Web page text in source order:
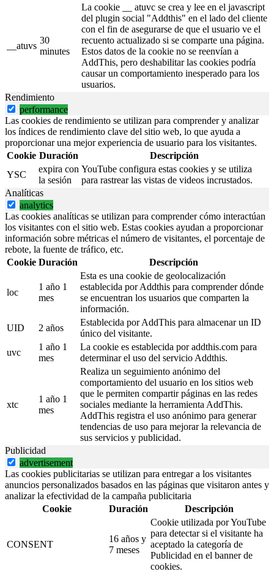
__atuvs
30
minutes
La cookie __ atuvc se crea y lee en el javascript
del plugin social "Addthis" en el lado del cliente
con el fin de asegurarse de que el usuario ve el
recuento actualizado si se comparte una página.
Estos datos de la cookie no se reenvían a
AddThis, pero deshabilitar las cookies podría
causar un comportamiento inesperado para los
usuarios.
Rendimiento
performance
Las cookies de rendimiento se utilizan para comprender y analizar
los índices de rendimiento clave del sitio web, lo que ayuda a
proporcionar una mejor experiencia de usuario para los visitantes.
Cookie Duración
Descripción
YSC
expira con
la sesión
YouTube configura estas cookies y se utiliza
para rastrear las vistas de videos incrustados.
Analíticas
analytics
Las cookies analíticas se utilizan para comprender cómo interactúan
los visitantes con el sitio web. Estas cookies ayudan a proporcionar
información sobre métricas el número de visitantes, el porcentaje de
rebote, la fuente de tráfico, etc.
Cookie Duración Descripción
loc
1 año 1
mes
Esta es una cookie de geolocalización
establecida por Addthis para comprender dónde
se encuentran los usuarios que comparten la
información.
UID
2 años
Establecida por AddThis para almacenar un ID
único del visitante.
uvc
1 año 1
mes
La cookie es establecida por addthis.com para
determinar el uso del servicio Addthis.
xtc
1 año 1
mes
Realiza un seguimiento anónimo del
comportamiento del usuario en los sitios web
que le permiten compartir páginas en las redes
sociales mediante la herramienta AddThis.
AddThis registra el uso anónimo para generar
tendencias de uso para mejorar la relevancia de
sus servicios y publicidad.
Publicidad
advertisement
Las cookies publicitarias se utilizan para entregar a los visitantes
anuncios personalizados basados en las páginas que visitaron antes y
analizar la efectividad de la campaña publicitaria
Cookie
Duración Descripción
CONSENT
16 años y
7 meses
Cookie utilizada por YouTube
para detectar si el visitante ha
aceptado la categoría de
Publicidad en el banner de
cookies.